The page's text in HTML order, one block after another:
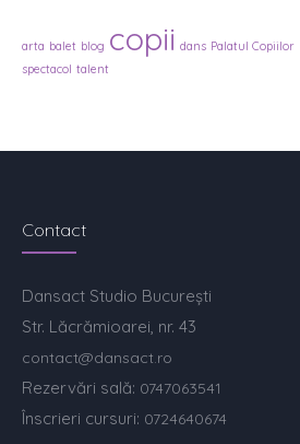
arta balet blog copii dans Palatul Copiilor
spectacol talent
Contact
Dansact Studio București
Str. Lăcrămioarei, nr. 43
contact@dansact.ro
Rezervări sală: 0747063541
Înscrieri cursuri: 0724640674